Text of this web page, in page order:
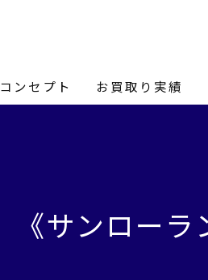
コンセプト お買取り実績
《サンロー